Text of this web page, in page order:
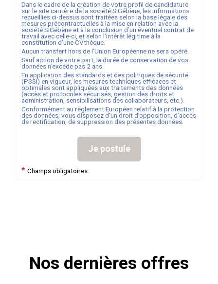
Dans le cadre de la création de votre profil de candidature
sur le site carrière de la sociétéSIGébène, les informations
recueillies ci-dessus sont traitées selon la base légale des
mesures précontractuelles à la mise en relation avec la
sociétéSIGébèneet à la conclusion d’un éventuel contrat de
travail avec celle-ci, et selon l’intérêt légitime à la
constitution d’une CVthèque.
Aucun transfert hors de l’Union Européenne ne sera opéré.
Sauf action de votre part, la durée de conservation de vos
données n’excède pas 2 ans.
En application des standards et des politiques de sécurité
(PSSI) en vigueur, les mesures techniques efficaces et
optimales sont appliquées aux traitements des données
(accès et protocoles sécurisés, gestion des droits et
administration, sensibilisations des collaborateurs, etc.).
Conformément au règlement Européen relatif à la protection
des données, vous disposez d’un droit d’opposition, d’accès
de rectification, de suppression des présentes données.
Je postule
* Champs obligatoires
Nos dernières offres